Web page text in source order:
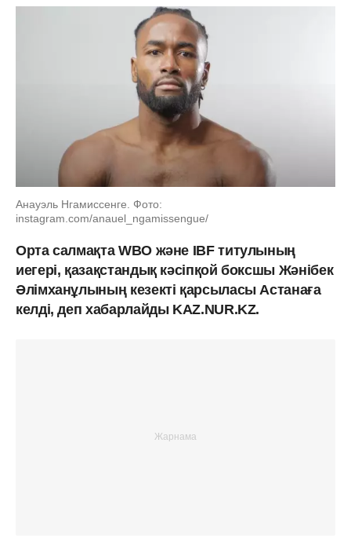
Анауэль Нгамиссенге. Фото:
instagram.com/anauel_ngamissengue/
Орта салмақта WBO және IBF титулының
иегері, қазақстандық кәсіпқой боксшы Жәнібек
Әлімханұлының кезекті қарсыласы Астанаға
келді, деп хабарлайды KAZ.NUR.KZ.